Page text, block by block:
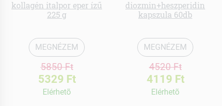
kollagén italpor eper ízű
225 g
MEGNÉZEM
5850 Ft
5329 Ft
Elérhetõ
diozmin+heszperidin
kapszula 60db
MEGNÉZEM
4520 Ft
4119 Ft
Elérhetõ